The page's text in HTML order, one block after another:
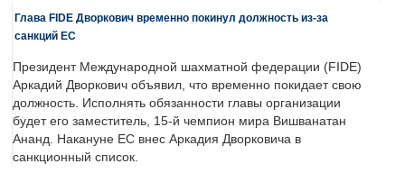
Глава FIDE Дворкович временно покинул должность из-за
санкций ЕС
Президент Международной шахматной федерации (FIDE)
Аркадий Дворкович объявил, что временно покидает свою
должность. Исполнять обязанности главы организации
будет его заместитель, 15-й чемпион мира Вишванатан
Ананд. Накануне ЕС внес Аркадия Дворковича в
санкционный список.